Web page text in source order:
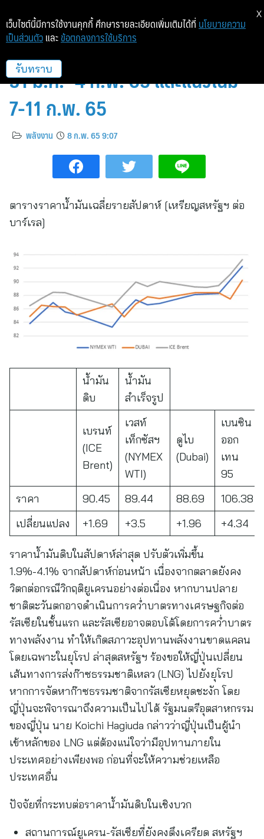
สถานการณ์ตลาดน้ำมันสัปดาห์ที่
31 ม.ค.- 4 ก.พ. 65 และแนวโน้ม
7-11 ก.พ. 65
พลังงาน 8 ก.พ. 65 9:07
ตารางราคาน้ำมันเฉลี่ยรายสัปดาห์ [เหรียญสหรัฐฯ ต่อ
บาร์เรล]
น้ำมัน
ดิบ
น้ำมัน
สำเร็จรูป
เบรนท์
(ICE
Brent)
เวสท์
เท็กซัสฯ
(NYMEX
WTI)
ดูไบ
(Dubai)
เบนซิน
ออก
เทน
95
ราคา
90.45 89.44 88.69
106.38
เปลี่ยนแปลง
+1.69 +3.5 +1.96 +4.34
ราคาน้ำมันดิบในสัปดาห์ล่าสุด ปรับตัวเพิ่มขึ้น
1.9%-4.1% จากสัปดาห์ก่อนหน้า เนื่องจากตลาดยังคง
วิตกต่อกรณีวิกฤติยูเครนอย่างต่อเนื่อง หากบานปลาย
ชาติตะวันตกอาจดำเนินการคว่ำบาตรทางเศรษฐกิจต่อ
รัสเซียในชั้นแรก และรัสเซียอาจตอบโต้โดยการคว่ำบาตร
ทางพลังงาน ทำให้เกิดสภาวะอุปทานพลังงานขาดแคลน
โดยเฉพาะในยุโรป ล่าสุดสหรัฐฯ ร้องขอให้ญี่ปุ่นเปลี่ยน
เส้นทางการส่งก๊าซธรรมชาติเหลว (LNG) ไปยังยุโรป
หากการจัดหาก๊าซธรรมชาติจากรัสเซียหยุดชะงัก โดย
ญี่ปุ่นจะพิจารณาถึงความเป็นไปได้ รัฐมนตรีอุตสาหกรรม
ของญี่ปุ่น นาย Koichi Hagiuda กล่าวว่าญี่ปุ่นเป็นผู้นำ
เข้าหลักของ LNG แต่ต้องแน่ใจว่ามีอุปทานภายใน
ประเทศอย่างเพียงพอ ก่อนที่จะให้ความช่วยเหลือ
ประเทศอื่น
ปัจจัยที่กระทบต่อราคาน้ำมันดิบในเชิงบวก
สถานการณ์ยูเครน-รัสเซียที่ยังคงตึงเครียด สหรัฐฯ
เว็บไซต์นี้มีการใช้งานคุกกี้ ศึกษารายละเอียดเพิ่มเติมได้ที่ นโยบายความ
เป็นส่วนตัว และ ข้อตกลงการใช้บริการ
รับทราบ
X